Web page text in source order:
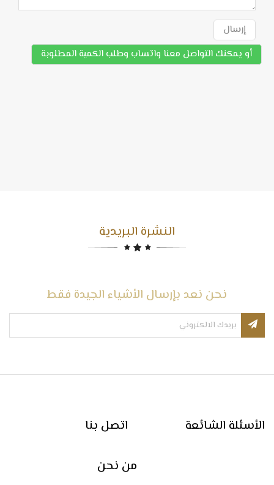
إرسال
أو يمكنك التواصل معنا واتساب وطلب الكمية المطلوبة
النشرة البريدية
نحن نعد بإرسال الأشياء الجيدة فقط
اتصل بنا الأسئلة الشائعة
من نحن